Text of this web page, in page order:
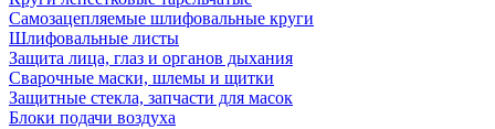
Самозацепляемые шлифовальные круги
Шлифовальные листы
Защита лица, глаз и органов дыхания
Сварочные маски, шлемы и щитки
Защитные стекла, запчасти для масок
Блоки подачи воздуха